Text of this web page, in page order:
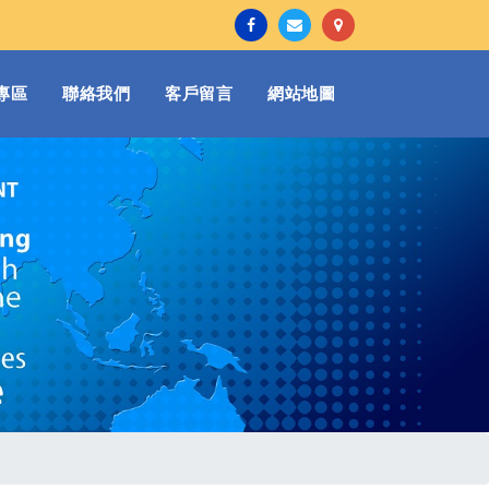
區 聯絡我們 客戶留言 網站地圖